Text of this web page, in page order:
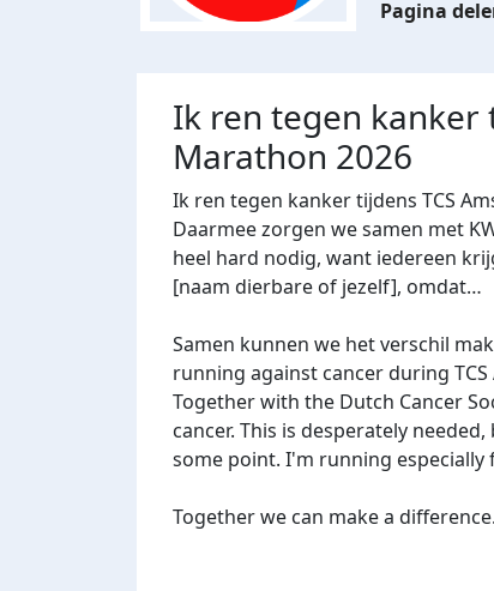
Ik ren tegen kanker
Marathon 2026
Ik ren tegen kanker tijdens TCS
Daarmee zorgen we samen met
heel hard nodig, want iedereen
[naam dierbare of jezelf], omdat…
Samen kunnen we het verschil
running against cancer during
Together with the Dutch Cancer
cancer. This is desperately
some point. I'm running
Together we can make a